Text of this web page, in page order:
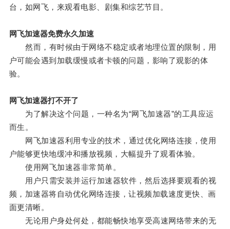
台，如网飞，来观看电影、剧集和综艺节目。
网飞加速器免费永久加速
然而，有时候由于网络不稳定或者地理位置的限制，用
户可能会遇到加载缓慢或者卡顿的问题，影响了观影的体
验。
网飞加速器打不开了
为了解决这个问题，一种名为“网飞加速器”的工具应运
而生。
网飞加速器利用专业的技术，通过优化网络连接，使用
户能够更快地缓冲和播放视频，大幅提升了观看体验。
使用网飞加速器非常简单。
用户只需安装并运行加速器软件，然后选择要观看的视
频，加速器将自动优化网络连接，让视频加载速度更快、画
面更清晰。
无论用户身处何处，都能畅快地享受高速网络带来的无